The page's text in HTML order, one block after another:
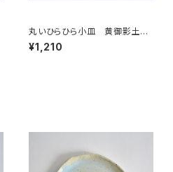
丸いひらひら小皿 黄御影土×
チタンマット釉
¥1,210